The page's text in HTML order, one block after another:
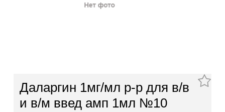
Даларгин 1мг/мл р-р для в/в
и в/м введ амп 1мл №10